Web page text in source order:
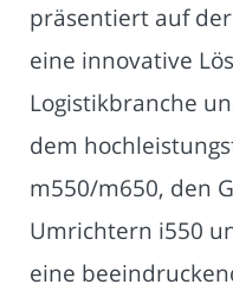
präsentiert auf
eine innovative
Logistikbranche
dem
m550/m650, den
Umrichtern i550
eine